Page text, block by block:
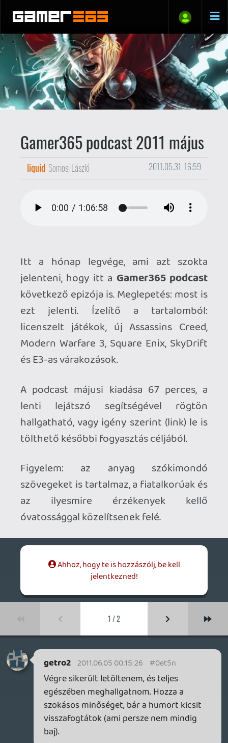
Gamer365 podcast 2011 május
jelenteni, hogy itt aGamer365 podcast
Modern Warfare 3, Square Enix, SkyDrift
és E3-as várakozások.
A podcast májusi kiadása 67 perces, a
lenti lejátszó segítségével rögtön
hallgatható, vagy igény szerint (link) le is
tölthető későbbi fogyasztás céljából.
Figyelem: az anyag szókimondó
óvatossággal közelítsenek felé.
Ahhoz, hogy te is hozzászólj, be kell
jelentkezned!
1 / 2
getro2 2011.06.05 00:15:26 #0et5n
Végre sikerült letöltenem, és teljes
egészében meghallgatnom. Hozza a
visszafogtátok (ami persze nem mindig
amikor a gyerek lefeküdt aludni 🙂
mightwork
2011.06.03 07:09:21
Hm, nem tudom. Nem hiszem. Árban nincs
jelentős különbség a játékok között.
Megvalósítás terén meg... sok különböző
stílus indult a 2d korszak hajnalán, ettől
még nem kellett ott megmaradniuk.
Egyedi, jellegzetes, és király ahogy egy
Lost Odyssey kinéz, félelmetesen szép az
FFXIII, egyedi és "japános" a Nier... akkor
már csak a mechanika maradt.